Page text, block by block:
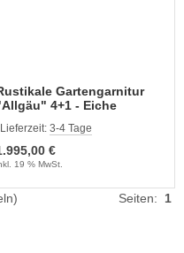
Gartengarnitur
4+1 - Eiche
Lieferzeit: 3-4 Tage
€
19 % MwSt.
Seiten: 1